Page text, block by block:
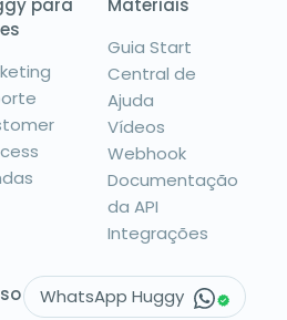
para
Materiais
Guia Start
Central de
Ajuda
Vídeos
Webhook
Documentação
da API
Integrações
WhatsApp Huggy